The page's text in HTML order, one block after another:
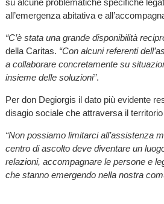
all’emergenza abitativa e
“C’è stata una grande disponibilità
della Caritas. “Con alcuni referenti
a collaborare concretamente su
insieme delle soluzioni”.
Per don Degiorgis il dato più evidente
disagio sociale che attraversa il
“Non possiamo limitarci all’assistenza
centro di ascolto deve diventare un
relazioni, accompagnare le persone e
che stanno emergendo nella nostra